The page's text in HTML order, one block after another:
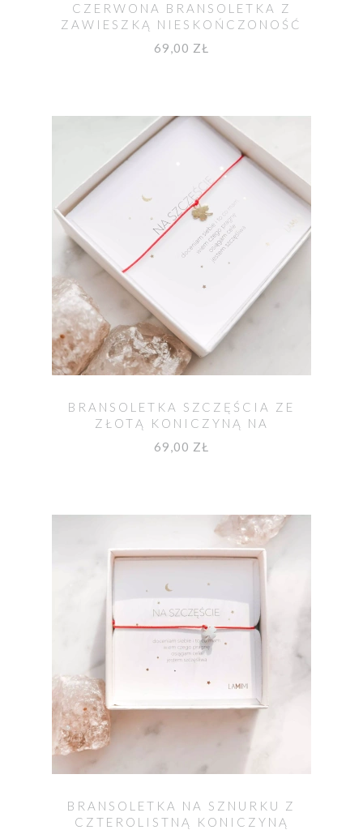
CZERWONA BRANSOLETKA Z
ZAWIESZKĄ NIESKOŃCZONOŚĆ
69,00 ZŁ
BRANSOLETKA SZCZĘŚCIA ZE
ZŁOTĄ KONICZYNĄ NA
CZERWONYM SZNURKU
69,00 ZŁ
BRANSOLETKA NA SZNURKU Z
CZTEROLISTNĄ KONICZYNĄ